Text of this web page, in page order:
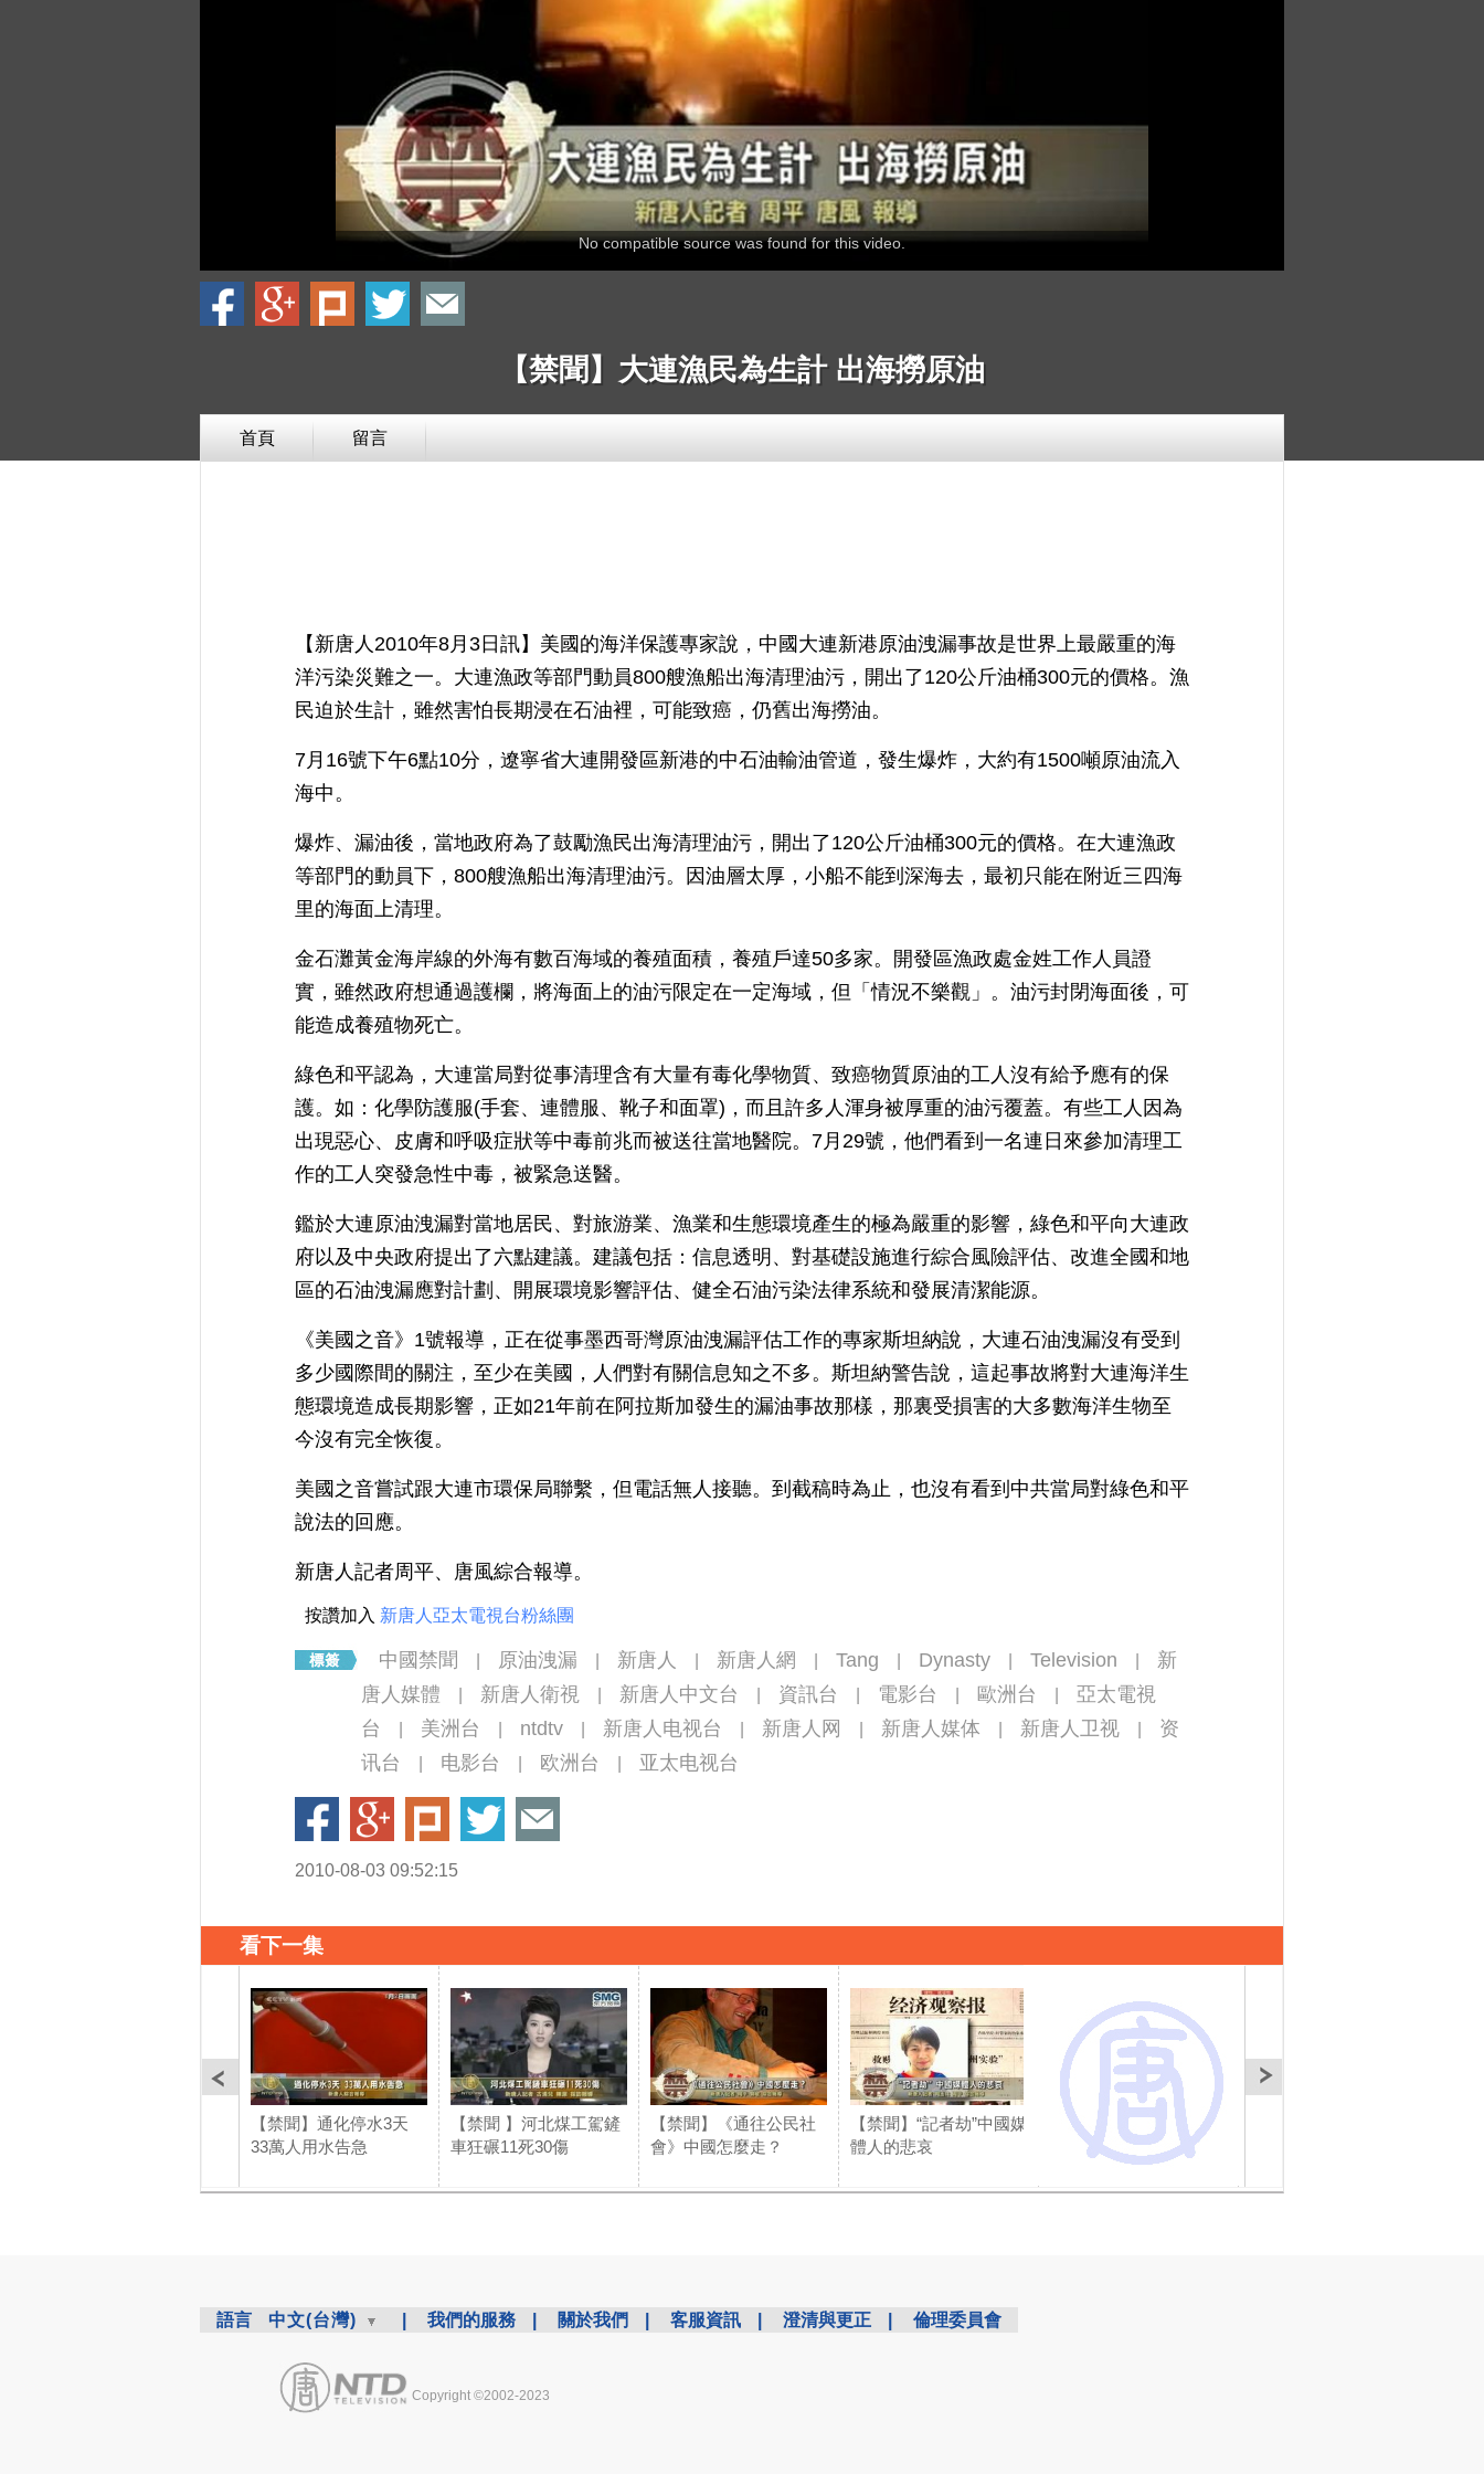
No compatible source was found for this video.
【禁聞】大連漁民為生計 出海撈原油
首頁 留言
【新唐人2010年8月3日訊】美國的海洋保護專家說，中國大連新港原油洩漏事故是世界上最嚴重的海
洋污染災難之一。大連漁政等部門動員800艘漁船出海清理油污，開出了120公斤油桶300元的價格。漁
民迫於生計，雖然害怕長期浸在石油裡，可能致癌，仍舊出海撈油。
7月16號下午6點10分，遼寧省大連開發區新港的中石油輸油管道，發生爆炸，大約有1500噸原油流入
海中。
爆炸、漏油後，當地政府為了鼓勵漁民出海清理油污，開出了120公斤油桶300元的價格。在大連漁政
等部門的動員下，800艘漁船出海清理油污。因油層太厚，小船不能到深海去，最初只能在附近三四海
里的海面上清理。
金石灘黃金海岸線的外海有數百海域的養殖面積，養殖戶達50多家。開發區漁政處金姓工作人員證
實，雖然政府想通過護欄，將海面上的油污限定在一定海域，但「情況不樂觀」。油污封閉海面後，可
能造成養殖物死亡。
綠色和平認為，大連當局對從事清理含有大量有毒化學物質、致癌物質原油的工人沒有給予應有的保
護。如：化學防護服(手套、連體服、靴子和面罩)，而且許多人渾身被厚重的油污覆蓋。有些工人因為
出現惡心、皮膚和呼吸症狀等中毒前兆而被送往當地醫院。7月29號，他們看到一名連日來參加清理工
作的工人突發急性中毒，被緊急送醫。
鑑於大連原油洩漏對當地居民、對旅游業、漁業和生態環境產生的極為嚴重的影響，綠色和平向大連政
府以及中央政府提出了六點建議。建議包括：信息透明、對基礎設施進行綜合風險評估、改進全國和地
區的石油洩漏應對計劃、開展環境影響評估、健全石油污染法律系統和發展清潔能源。
《美國之音》1號報導，正在從事墨西哥灣原油洩漏評估工作的專家斯坦納說，大連石油洩漏沒有受到
多少國際間的關注，至少在美國，人們對有關信息知之不多。斯坦納警告說，這起事故將對大連海洋生
態環境造成長期影響，正如21年前在阿拉斯加發生的漏油事故那樣，那裏受損害的大多數海洋生物至
今沒有完全恢復。
美國之音嘗試跟大連市環保局聯繫，但電話無人接聽。到截稿時為止，也沒有看到中共當局對綠色和平
說法的回應。
新唐人記者周平、唐風綜合報導。
按讚加入 新唐人亞太電視台粉絲團
中國禁聞 原油洩漏 新唐人 新唐人網 Tang Dynasty Television
新
唐人媒體
新唐人衛視 新唐人中文台 資訊台 電影台 歐洲台
亞太電視
台
美洲台 ntdtv 新唐人电视台 新唐人网 新唐人媒体 新唐人卫视
资
讯台
电影台 欧洲台 亚太电视台
2010-08-03 09:52:15
看下一集
【禁聞】通化停水3天
33萬人用水告急
【禁聞 】河北煤工駕鏟
車狂碾11死30傷
【禁聞】《通往公民社
會》中國怎麼走？
【禁聞】“記者劫”中國媒
體人的悲哀
【禁聞】實施網遊實名
制 監管令人憂
語言 中文(台灣) 我們的服務 關於我們 客服資訊 澄清與更正 倫理委員會
Copyright ©2002-2023